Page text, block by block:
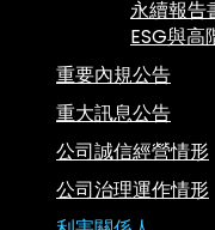
永續報告
ESG與高
重要內規公告
重大訊息公告
公司誠信經營情形
公司治理運作情形